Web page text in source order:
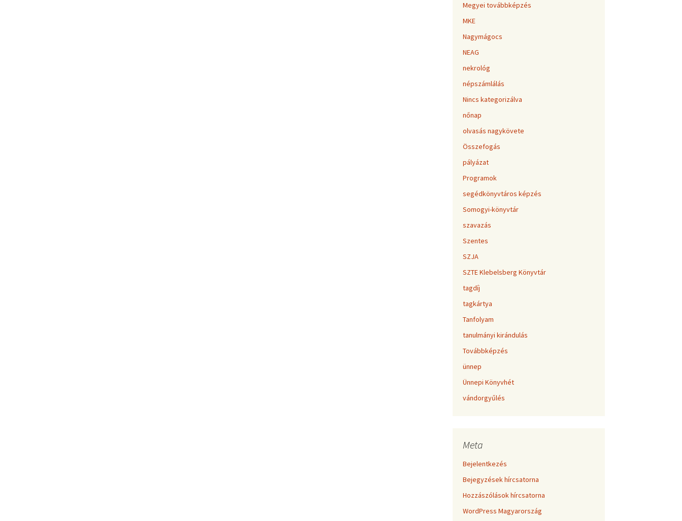
Megyei továbbképzés
MKE
Nagymágocs
NEAG
nekrológ
népszámlálás
Nincs kategorizálva
nőnap
olvasás nagykövete
Összefogás
pályázat
Programok
segédkönyvtáros képzés
Somogyi-könyvtár
szavazás
Szentes
SZJA
SZTE Klebelsberg Könyvtár
tagdíj
tagkártya
Tanfolyam
tanulmányi kirándulás
Továbbképzés
ünnep
Ünnepi Könyvhét
vándorgyűlés
Meta
Bejelentkezés
Bejegyzések hírcsatorna
Hozzászólások hírcsatorna
WordPress Magyarország